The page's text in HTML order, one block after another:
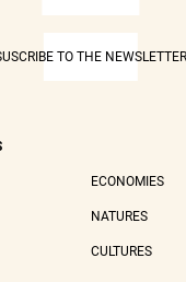
TO THE NEWSLETTER
ECONOMIES
NATURES
CULTURES